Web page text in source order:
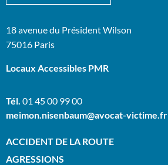
18 avenue du Président Wilson
75016 Paris
Locaux Accessibles PMR
Tél. 01 45 00 99 00
meimon.nisenbaum@avocat-victime.fr
ACCIDENT DE LA ROUTE
AGRESSIONS